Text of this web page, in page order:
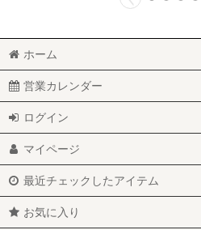
ホーム
営業カレンダー
ログイン
マイページ
最近チェックしたアイテム
お気に入り